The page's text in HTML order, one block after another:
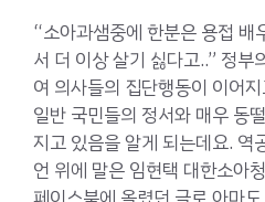
“소아과샘중에 한분은 용접 배
서 더 이상 살기 싫다고..” 정부
여 의사들의 집단행동이 이어
일반 국민들의 정서와 매우 동
지고 있음을 알게 되는데요. 역
언 위에 말은 임현택 대한소아